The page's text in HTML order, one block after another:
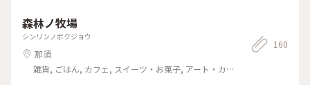
森林ノ牧場
シンリンノボクジョウ
那須
雑貨, ごはん, カフェ, スイーツ・お菓子, アート・カ
160